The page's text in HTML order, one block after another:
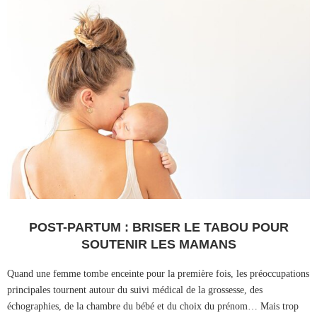
POST-PARTUM : BRISER LE TABOU POUR
SOUTENIR LES MAMANS
Quand une femme tombe enceinte pour la première fois, les préoccupations
principales tournent autour du suivi médical de la grossesse, des
échographies, de la chambre du bébé et du choix du prénom… Mais trop